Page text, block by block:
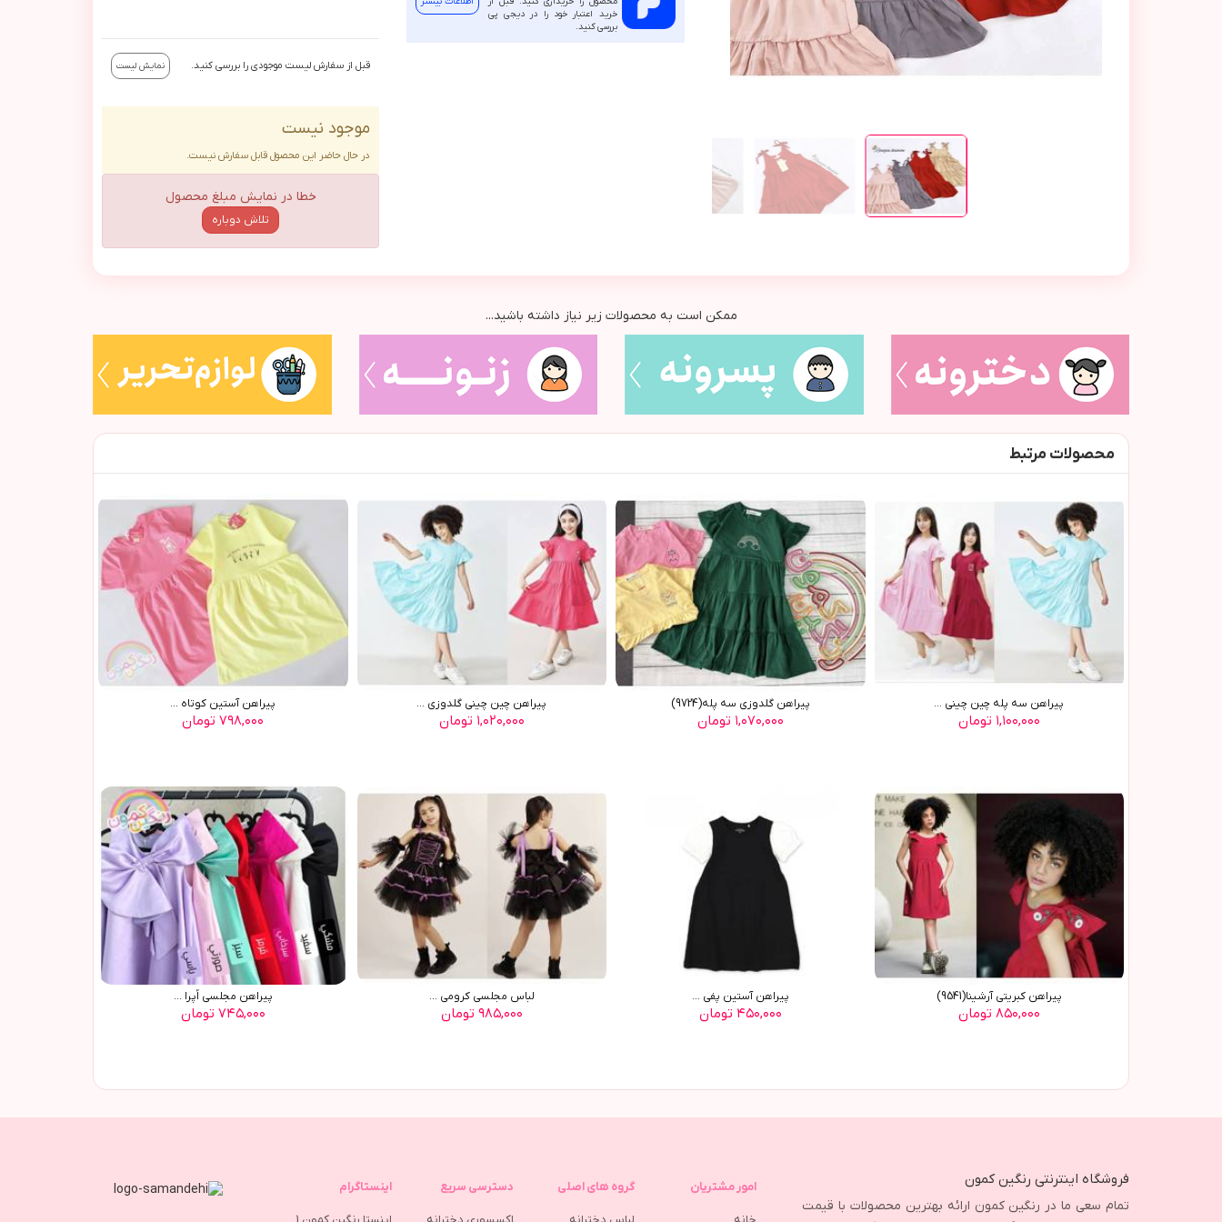
خرید اعتبار خود را در دیجی پی
بررسی کنید.
قبل از سفارش لیست موجودی را بررسی کنید. نمایش لیست
موجود نیست
در حال حاضر این محصول قابل سفارش نیست.
خطا در نمایش مبلغ محصول
تلاش دوباره
ممکن است به محصولات زیر نیاز داشته باشید...
محصولات مرتبط
پیراهن سه پله چین چینی ...
۱,۱۰۰,۰۰۰ تومان
پیراهن گلدوزی سه پله(9724)
۱,۰۷۰,۰۰۰ تومان
پیراهن چین چینی گلدوزی ...
۱,۰۲۰,۰۰۰ تومان
پیراهن آستین کوتاه ...
۷۹۸,۰۰۰ تومان
پيراهن کبريتي آرشينا(9541)
۸۵۰,۰۰۰ تومان
پيراهن آستين پفي ...
۴۵۰,۰۰۰ تومان
لباس مجلسی کرومی ...
۹۸۵,۰۰۰ تومان
پیراهن مجلسی اُپرا ...
۷۴۵,۰۰۰ تومان
فروشگاه اینترنتی رنگین کمون
تمام سعی ما در رنگین کمون ارائه بهترین محصولات با قیمت
امور مشتریان گروه های اصلی دسترسی سریع اینستاگرام